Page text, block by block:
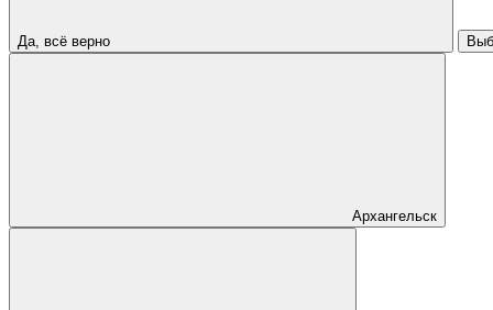
Да, всё верно
Архангельск